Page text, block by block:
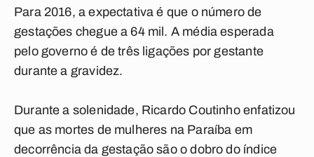
Para 2016, a expectativa é que o número de
gestações chegue a 64 mil. A média esperada
pelo governo é de três ligações por gestante
durante a gravidez.
Durante a solenidade, Ricardo Coutinho enfatizou
que as mortes de mulheres na Paraíba em
decorrência da gestação são o dobro do índice